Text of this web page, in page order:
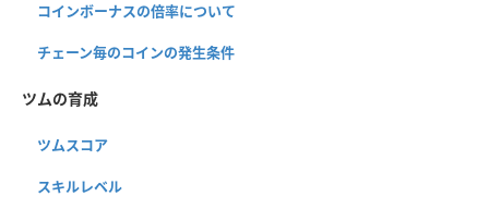
コインボーナスの倍率について
チェーン毎のコインの発生条件
ツムの育成
ツムスコア
スキルレベル